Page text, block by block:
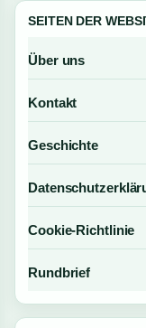
SEITEN DER
Über uns
Kontakt
Geschichte
Cookie-Richtlinie
Rundbrief